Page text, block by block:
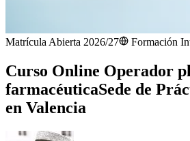
Matrícula Abierta 2026/27 Formación
Curso Online Operador
farmacéuticaSede de
en Valencia